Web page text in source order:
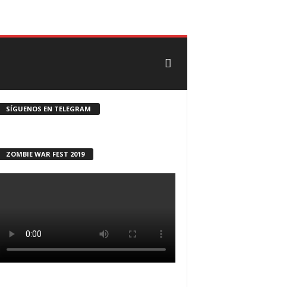
SÍGUENOS EN TELEGRAM
ZOMBIE WAR FEST 2019